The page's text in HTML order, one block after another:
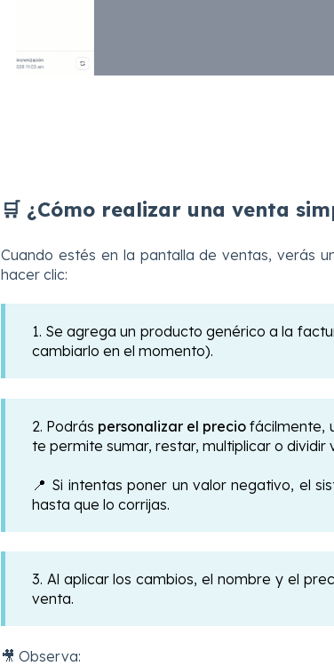
🛒 ¿Cómo realizar una venta
Cuando estés en la pantalla de ventas, verás
hacer clic:
1. Se agrega un producto genérico a la
cambiarlo en el momento).
2. Podrás personalizar el precio fácilmente,
te permite sumar, restar, multiplicar o dividir
📍 Si intentas poner un valor negativo, el
hasta que lo corrijas.
3. Al aplicar los cambios, el nombre y el
venta.
🎥 Observa: